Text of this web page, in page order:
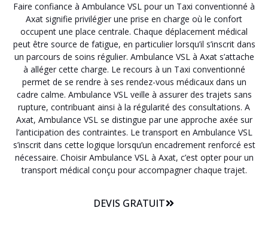
Faire confiance à Ambulance VSL pour un Taxi conventionné à
Axat signifie privilégier une prise en charge où le confort
occupent une place centrale. Chaque déplacement médical
peut être source de fatigue, en particulier lorsqu’il s’inscrit dans
un parcours de soins régulier. Ambulance VSL à Axat s’attache
à alléger cette charge. Le recours à un Taxi conventionné
permet de se rendre à ses rendez-vous médicaux dans un
cadre calme. Ambulance VSL veille à assurer des trajets sans
rupture, contribuant ainsi à la régularité des consultations. A
Axat, Ambulance VSL se distingue par une approche axée sur
l’anticipation des contraintes. Le transport en Ambulance VSL
s’inscrit dans cette logique lorsqu’un encadrement renforcé est
nécessaire. Choisir Ambulance VSL à Axat, c’est opter pour un
transport médical conçu pour accompagner chaque trajet.
DEVIS GRATUIT